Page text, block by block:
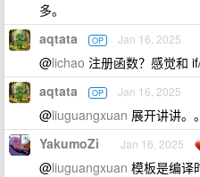
多。
aqtata OP Jan 16, 2025
@lichao 注册函数？感觉和
aqtata OP Jan 16, 2025
@liuguangxuan 展开讲讲。。
YakumoZi Jan 16, 2025
@liuguangxuan 模板是编译